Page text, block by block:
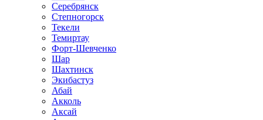
Серебрянск
Степногорск
Текели
Темиртау
Форт-Шевченко
Шар
Шахтинск
Экибастуз
Абай
Акколь
Аксай